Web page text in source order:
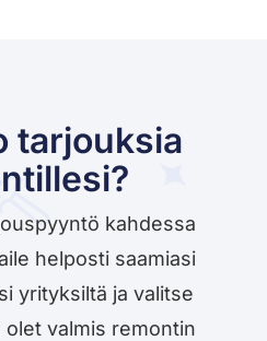
tarjouksia
kahdessa
helposti saamiasi
yrityksiltä ja valitse
olet valmis remontin